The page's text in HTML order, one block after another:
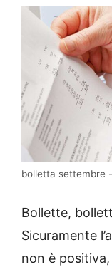
bolletta settembre
Bollette,
Sicuramente
non è